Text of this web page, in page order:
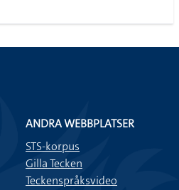
ANDRA WEBBPLATSER
STS-korpus
Gilla Tecken
Teckenspråksvideo